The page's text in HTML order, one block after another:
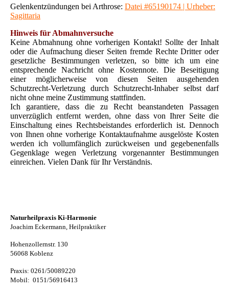
Gelenkentzündungen bei Arthrose: Datei #65190174 | Urheber:
Sagittaria
Hinweis für Abmahnversuche
Keine Abmahnung ohne vorherigen Kontakt! Sollte der Inhalt
oder die Aufmachung dieser Seiten fremde Rechte Dritter oder
gesetzliche Bestimmungen verletzen, so bitte ich um eine
entsprechende Nachricht ohne Kostennote. Die Beseitigung
einer möglicherweise von diesen Seiten ausgehenden
Schutzrecht-Verletzung durch Schutzrecht-Inhaber selbst darf
nicht ohne meine Zustimmung stattfinden.
Ich garantiere, dass die zu Recht beanstandeten Passagen
unverzüglich entfernt werden, ohne dass von Ihrer Seite die
Einschaltung eines Rechtsbeistandes erforderlich ist. Dennoch
von Ihnen ohne vorherige Kontaktaufnahme ausgelöste Kosten
werden ich vollumfänglich zurückweisen und gegebenenfalls
Gegenklage wegen Verletzung vorgenannter Bestimmungen
einreichen. Vielen Dank für Ihr Verständnis.
Naturheilpraxis Ki-Harmonie
Joachim Eckermann, Heilpraktiker
Hohenzollernstr. 130
56068 Koblenz
Praxis: 0261/50089220
Mobil: 0151/56916413